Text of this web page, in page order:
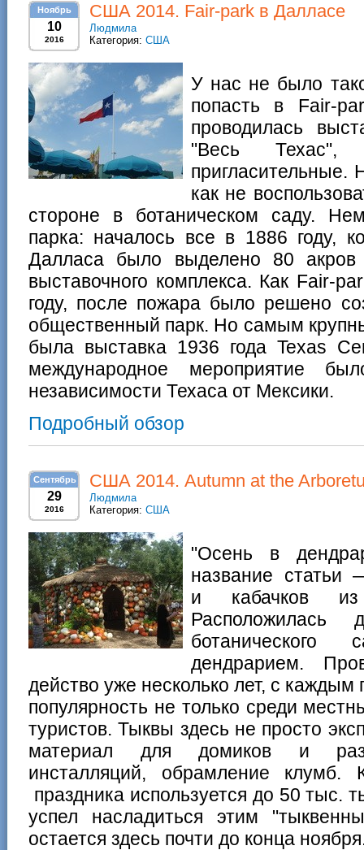
Ноябрь
10
2016
CША 2014. Fair-park в Далласе
Людмила
Категория: США
У нас не было
попасть в Fair-
проводилась
"Весь
пригласительные.
как не
стороне в ботаническом саду.
парка: началось все в 1886 году,
Далласа было выделено 80 акров
выставочного комплекса. Как Fair-
году, после пожара было решено
общественный парк. Но самым
была выставка 1936 года Texas
международное мероприятие
независимости Техаса от Мексики.
Подробный обзор
Сентябрь
29
2016
США 2014. Autumn at the
Людмила
Категория: США
"Осень в
название статьи
и кабачков из
Расположилась
дендрарием.
действо уже несколько лет, с
популярность не только среди
туристов. Тыквы здесь не просто
материал для домиков и
инсталляций, обрамление клумб.
праздника используется до 50 тыс.
успел насладиться этим
остается здесь почти до конца